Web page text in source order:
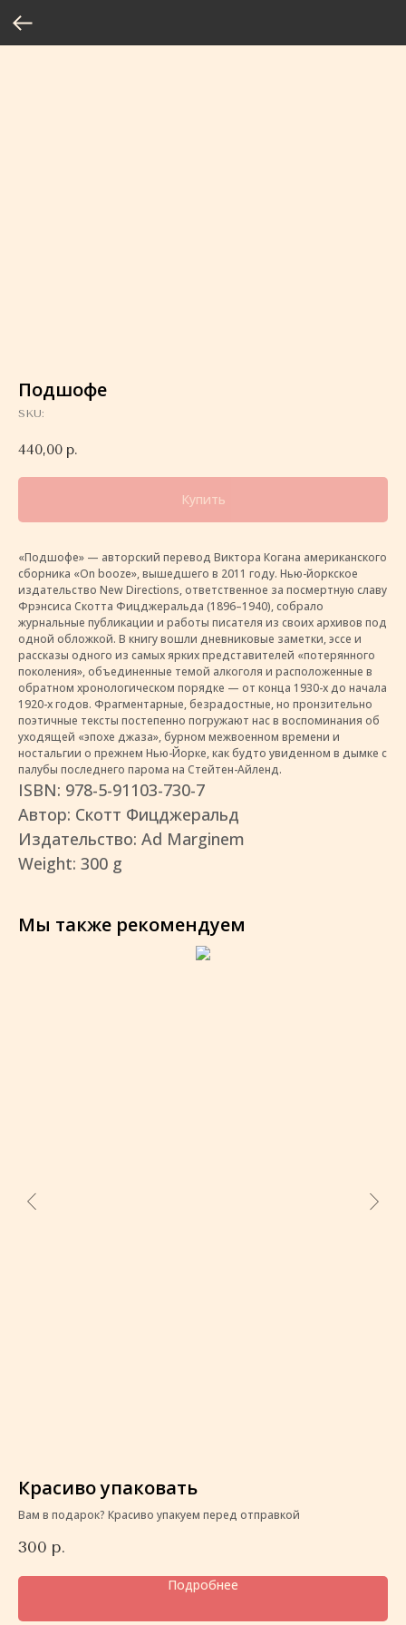
Подшофе
SKU:
440,00 р.
Купить
«Подшофе» — авторский перевод Виктора Когана американского
сборника «On booze», вышедшего в 2011 году. Нью-йоркское
издательство New Directions, ответственное за посмертную славу
Фрэнсиса Скотта Фицджеральда (1896–1940), собрало
журнальные публикации и работы писателя из своих архивов под
одной обложкой. В книгу вошли дневниковые заметки, эссе и
рассказы одного из самых ярких представителей «потерянного
поколения», объединенные темой алкоголя и расположенные в
обратном хронологическом порядке — от конца 1930-х до начала
1920-х годов. Фрагментарные, безрадостные, но пронзительно
поэтичные тексты постепенно погружают нас в воспоминания об
уходящей «эпохе джаза», бурном межвоенном времени и
ностальгии о прежнем Нью-Йорке, как будто увиденном в дымке с
палубы последнего парома на Стейтен-Айленд.
ISBN: 978-5-91103-730-7
Автор: Скотт Фицджеральд
Издательство: Ad Marginem
Weight: 300 g
Мы также рекомендуем
Красиво упаковать
Вам в подарок? Красиво упакуем перед отправкой
300 р.
Подробнее